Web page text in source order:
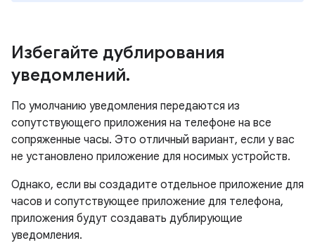
Избегайте дублирования
уведомлений.
По умолчанию уведомления передаются из
сопутствующего приложения на телефоне на все
сопряженные часы. Это отличный вариант, если у вас
не установлено приложение для носимых устройств.
Однако, если вы создадите отдельное приложение для
часов и сопутствующее приложение для телефона,
приложения будут создавать дублирующие
уведомления.